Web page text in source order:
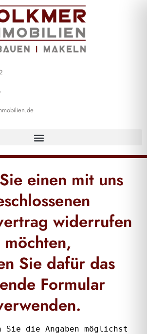
einen mit uns
widerrufen
möchten,
Sie dafür das
Formular
die Angaben möglichst